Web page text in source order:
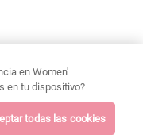
en Women'
en tu dispositivo?
todas las cookies